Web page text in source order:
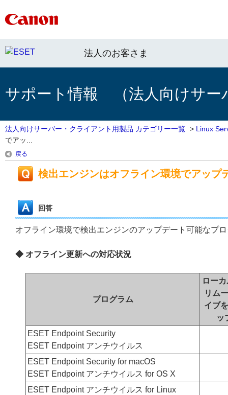
法人のお客さま
サポート情報 （法人向けサー
法人向けサーバー・クライアント用製品 カテゴリー一覧 > Linux
でアッ...
戻る
検出エンジンはオフライン環境でアップ
回答
オフライン環境で検出エンジンのアップデート可能なプ
◆ オフライン更新への対応状況
プログラム
ロー
リム
イブ
ッ
ESET Endpoint Security
ESET Endpoint アンチウイルス
ESET Endpoint Security for macOS
ESET Endpoint アンチウイルス for OS X
ESET Endpoint アンチウイルス for Linux